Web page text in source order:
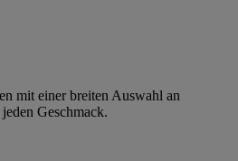
mit einer breiten Auswahl an
Geschmack.